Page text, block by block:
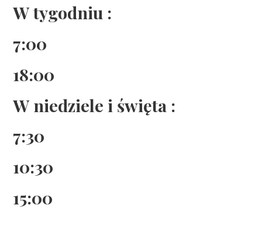
W tygodniu :
7:00
18:00
W niedziele i święta :
7:30
10:30
15:00